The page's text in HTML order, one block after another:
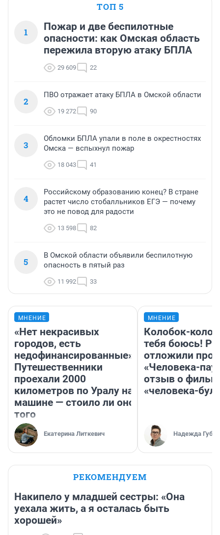
ТОП 5
1
Пожар и две беспилотные
опасности: как Омская область
пережила вторую атаку БПЛА
29 609 22
2
ПВО отражает атаку БПЛА в Омской области
19 272 90
3
Обломки БПЛА упали в поле в окрестностях
Омска — вспыхнул пожар
18 043 41
4
Российскому образованию конец? В стране
растет число стобалльников ЕГЭ — почему
это не повод для радости
13 598 82
5
В Омской области объявили беспилотную
опасность в пятый раз
11 992 33
МНЕНИЕ
«Нет некрасивых
городов, есть
недофинансированные».
Путешественники
проехали 2000
километров по Уралу на
машине — стоило ли оно
того
Екатерина Литкевич
МНЕНИЕ
Колобок-
тебя боюсь!
отложили
«Человека-
отзыв о
«человека-
Надежда
РЕКОМЕНДУЕМ
Накипело у младшей сестры: «Она
уехала жить, а я осталась быть
хорошей»